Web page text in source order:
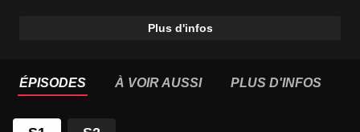
Plus d'infos
ÉPISODES À VOIR AUSSI PLUS D'INFOS